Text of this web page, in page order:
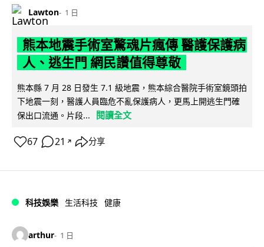
Lawton 1 日
熊本地震手術室驚魂片瘋傳 醫護保護病
人、逃生門 網民讚值得尊敬
熊本縣 7 月 28 日發生 7.1 級地震，熊本綜合醫院手術室鏡頭拍
下地震一刻，醫護人員臨危不亂保護病人，更馬上開逃生門確
保出口流通。片段...
閱讀全文
67 21 ↗ 分享
科技娛樂 生活科技 健康
arthur 1 日